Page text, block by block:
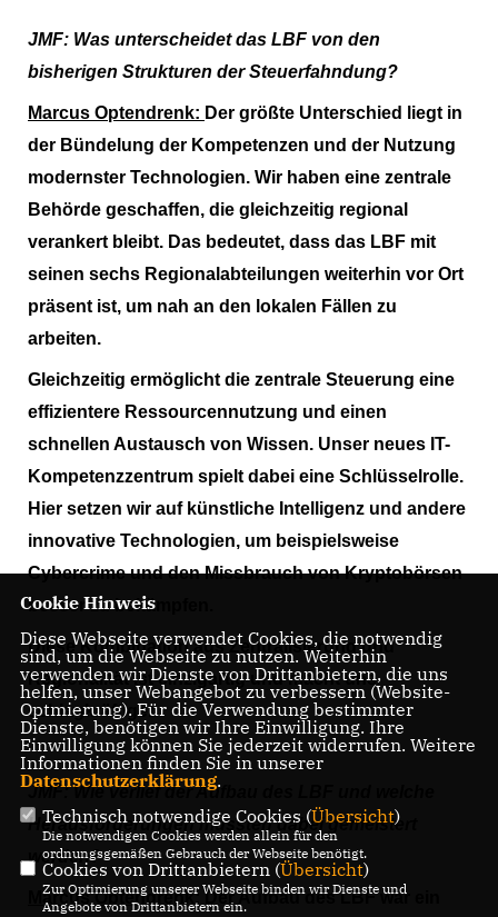
JMF: Was unterscheidet das LBF von den
bisherigen Strukturen der Steuerfahndung?
Marcus Optendrenk: Der größte Unterschied liegt in
der Bündelung der Kompetenzen und der Nutzung
modernster Technologien. Wir haben eine zentrale
Behörde geschaffen, die gleichzeitig regional
verankert bleibt. Das bedeutet, dass das LBF mit
seinen sechs Regionalabteilungen weiterhin vor Ort
präsent ist, um nah an den lokalen Fällen zu
arbeiten.
Gleichzeitig ermöglicht die zentrale Steuerung eine
effizientere Ressourcennutzung und einen
schnellen Austausch von Wissen. Unser neues IT-
Kompetenzzentrum spielt dabei eine Schlüsselrolle.
Hier setzen wir auf künstliche Intelligenz und andere
innovative Technologien, um beispielsweise
Cybercrime und den Missbrauch von Kryptobörsen
besser zu bekämpfen.
Diese Kombination aus Zentralisierung und
Regionalität ist einzigartig und macht uns
schlagkräftiger.
JMF:Wie verlief der Aufbau des LBF und welche
Herausforderungen mussten dabei gemeistert
werden?
Marcus Optendrenk: Der Aufbau des LBF war ein
Cookie Hinweis
Diese Webseite verwendet Cookies, die notwendig
sind, um die Webseite zu nutzen. Weiterhin
verwenden wir Dienste von Drittanbietern, die uns
helfen, unser Webangebot zu verbessern (Website-
Optmierung). Für die Verwendung bestimmter
Dienste, benötigen wir Ihre Einwilligung. Ihre
Einwilligung können Sie jederzeit widerrufen. Weitere
Informationen finden Sie in unserer
Datenschutzerklärung.
Technisch notwendige Cookies (Übersicht)
Die notwendigen Cookies werden allein für den
ordnungsgemäßen Gebrauch der Webseite benötigt.
Cookies von Drittanbietern (Übersicht)
Zur Optimierung unserer Webseite binden wir Dienste und
Angebote von Drittanbietern ein.